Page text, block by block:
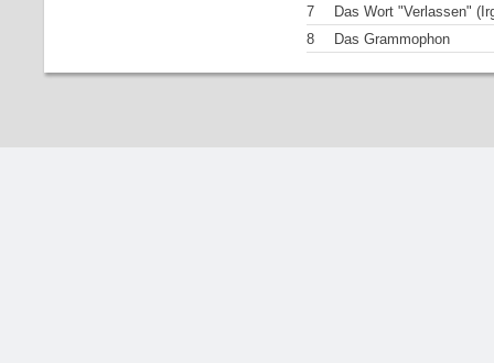
7
Das Wort "Verlassen"
8
Das Grammophon